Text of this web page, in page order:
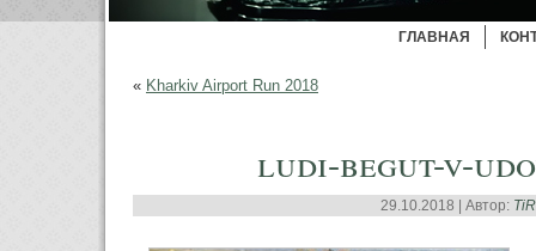
ГЛАВНАЯ
« Kharkiv Airport Run 2018
ludi-begut-v-
29.10.2018 | Автор: